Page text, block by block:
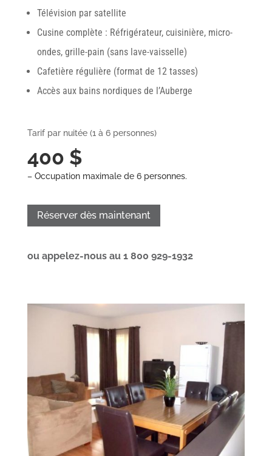
Télévision par satellite
Cusine complète : Réfrigérateur, cuisinière, micro-
ondes, grille-pain (sans lave-vaisselle)
Cafetière régulière (format de 12 tasses)
Accès aux bains nordiques de l’Auberge
Tarif par nuitée (1 à 6 personnes)
400 $
– Occupation maximale de 6 personnes.
Réserver dès maintenant
ou appelez-nous au 1 800 929-1932